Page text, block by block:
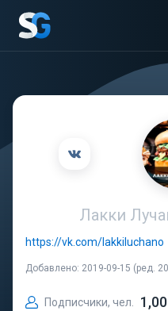
Лакки
https://vk.com/lakkiluchano
Добавлено: 2019-09-15 (ред.
Подписчики, чел.